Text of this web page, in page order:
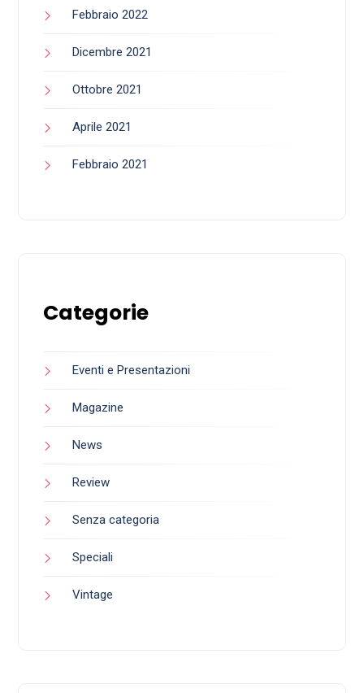
Febbraio 2022
Dicembre 2021
Ottobre 2021
Aprile 2021
Febbraio 2021
Categorie
Eventi e Presentazioni
Magazine
News
Review
Senza categoria
Speciali
Vintage